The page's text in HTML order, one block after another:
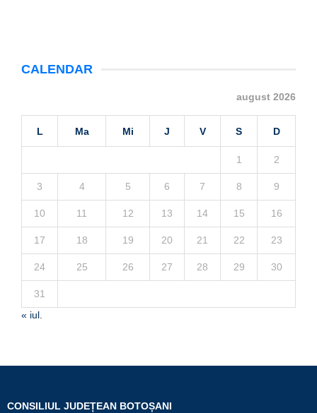
CALENDAR
august 2026
L Ma Mi J V S D
1 2
3 4 5 6 7 8 9
10 11 12 13 14 15 16
17 18 19 20 21 22 23
24 25 26 27 28 29 30
31
« iul.
CONSILIUL JUDEȚEAN BOTOȘANI